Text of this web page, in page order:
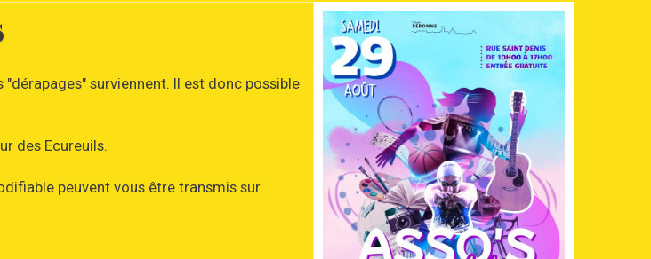
surviennent. Il est donc possible
des Ecureuils.
peuvent vous être transmis sur